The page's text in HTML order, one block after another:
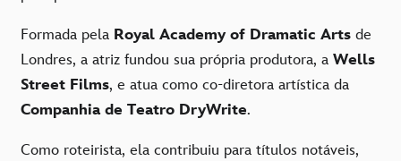
Formada pela Royal Academy of Dramatic Arts de
Londres, a atriz fundou sua própria produtora, a Wells
Street Films, e atua como co-diretora artística da
Companhia de Teatro DryWrite.
Como roteirista, ela contribuiu para títulos notáveis,